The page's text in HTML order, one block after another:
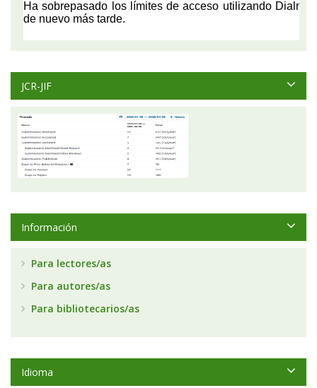
JCR-JIF
Información
Para lectores/as
Para autores/as
Para bibliotecarios/as
Idioma